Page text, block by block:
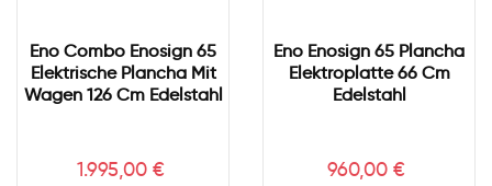
Eno Combo Enosign 65
Elektrische Plancha Mit
Wagen 126 Cm Edelstahl
Preis
1.995,00 €
Eno Enosign 65 Plancha
Elektroplatte 66 Cm
Edelstahl
Preis
960,00 €